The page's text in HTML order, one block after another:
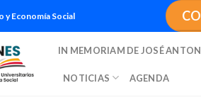
y Economía Social
IN MEMORIAM DE JOSÉ
NOTICIAS AGENDA